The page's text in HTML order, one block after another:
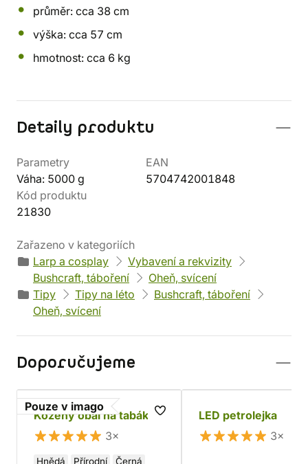
průměr: cca 38 cm
výška: cca 57 cm
hmotnost: cca 6 kg
Detaily produktu
Parametry
Váha: 5000 g
EAN
5704742001848
Kód produktu
21830
Zařazeno v kategoriích
Larp a cosplay
Vybavení a rekvizity
Bushcraft, táboření
Oheň, svícení
Tipy
Tipy na léto
Bushcraft, táboření
Oheň, svícení
Doporučujeme
Pouze v imago
Kožený obal na tabák
3×
Hnědá Přírodní Černá
LED petrolejka
3×